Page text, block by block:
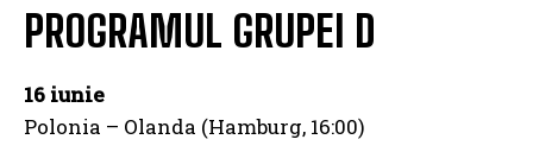
PROGRAMUL GRUPEI D
16 iunie
Polonia – Olanda (Hamburg, 16:00)